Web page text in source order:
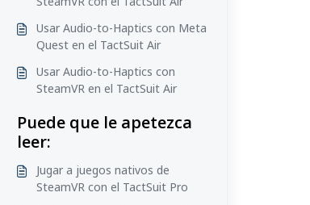
Usar Audio-to-Haptics con Meta
Quest en el TactSuit Air
Usar Audio-to-Haptics con
SteamVR en el TactSuit Air
Puede que le apetezca
leer:
Jugar a juegos nativos de
SteamVR con el TactSuit Pro